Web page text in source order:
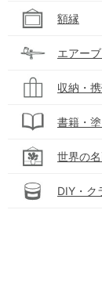
額縁
エアー
収納・
書籍・
世界の
DIY・ク